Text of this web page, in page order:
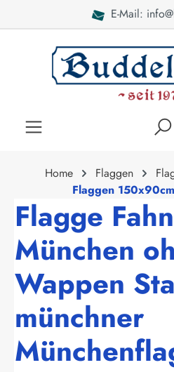
E-Mail:
Home Flaggen
Flaggen
Flagge
München
Wappen
münchner